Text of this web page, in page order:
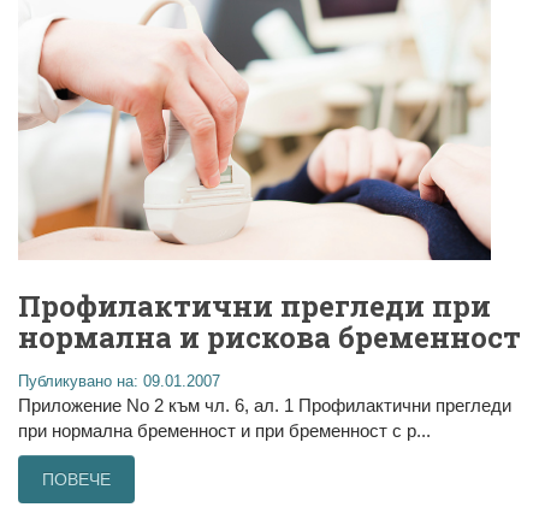
Профилактични прегледи при
нормална и рискова бременност
Публикувано на: 09.01.2007
Приложение No 2 към чл. 6, ал. 1 Профилактични прегледи
при нормална бременност и при бременност с р...
ПОВЕЧЕ